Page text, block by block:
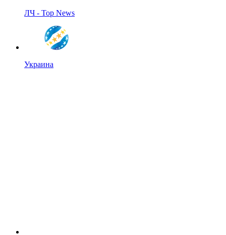
ЛЧ - Top News
Украина